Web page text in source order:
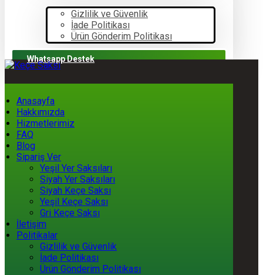
Gizlilik ve Güvenlik
İade Politikası
Ürün Gönderim Politikası
Whatsapp Destek
Anasayfa
Hakkımızda
Hizmetlerimiz
FAQ
Blog
Sipariş Ver
Yeşil Yer Saksıları
Siyah Yer Saksıları
Siyah Keçe Saksı
Yeşil Keçe Saksı
Gri Keçe Saksı
İletişim
Politikalar
Gizlilik ve Güvenlik
İade Politikası
Ürün Gönderim Politikası